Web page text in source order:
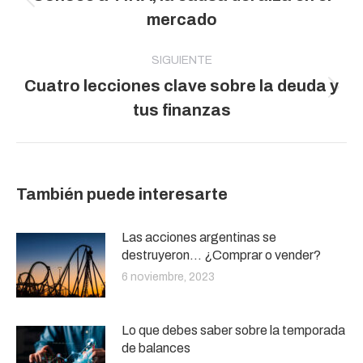
Publicación
anterior:
mercado
SIGUIENTE
Publicación
siguiente:
Cuatro lecciones clave sobre la deuda y
tus finanzas
También puede interesarte
Las acciones argentinas se
destruyeron… ¿Comprar o vender?
6 noviembre, 2023
Lo que debes saber sobre la temporada
de balances